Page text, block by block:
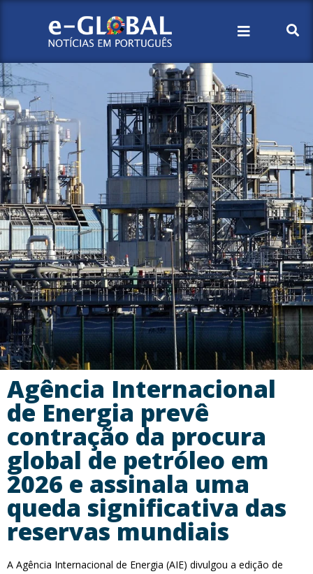
Agência Internacional
de Energia prevê
contração da procura
global de petróleo em
2026 e assinala uma
queda significativa das
reservas mundiais
A Agência Internacional de Energia (AIE) divulgou a edição de